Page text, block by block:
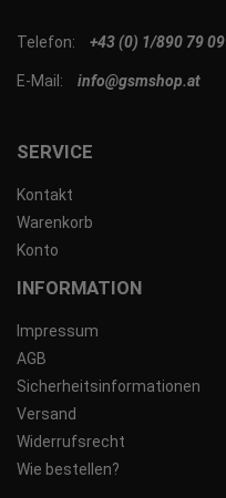
SERVICE
Kontakt
Warenkorb
Konto
INFORMATION
Impressum
AGB
Sicherheitsinformationen
Versand
Widerrufsrecht
Wie bestellen?
Telefon: +43 (0) 1/890 79 09
E-Mail: info@gsmshop.at